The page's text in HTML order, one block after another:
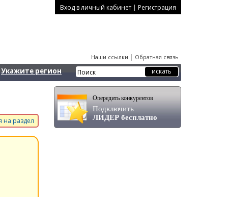
Вход в личный кабинет | Регистрация
Наши ссылки | Обратная связь
Укажите регион
на раздел
Опередить конкурентов
Подключить
ЛИДЕР бесплатно